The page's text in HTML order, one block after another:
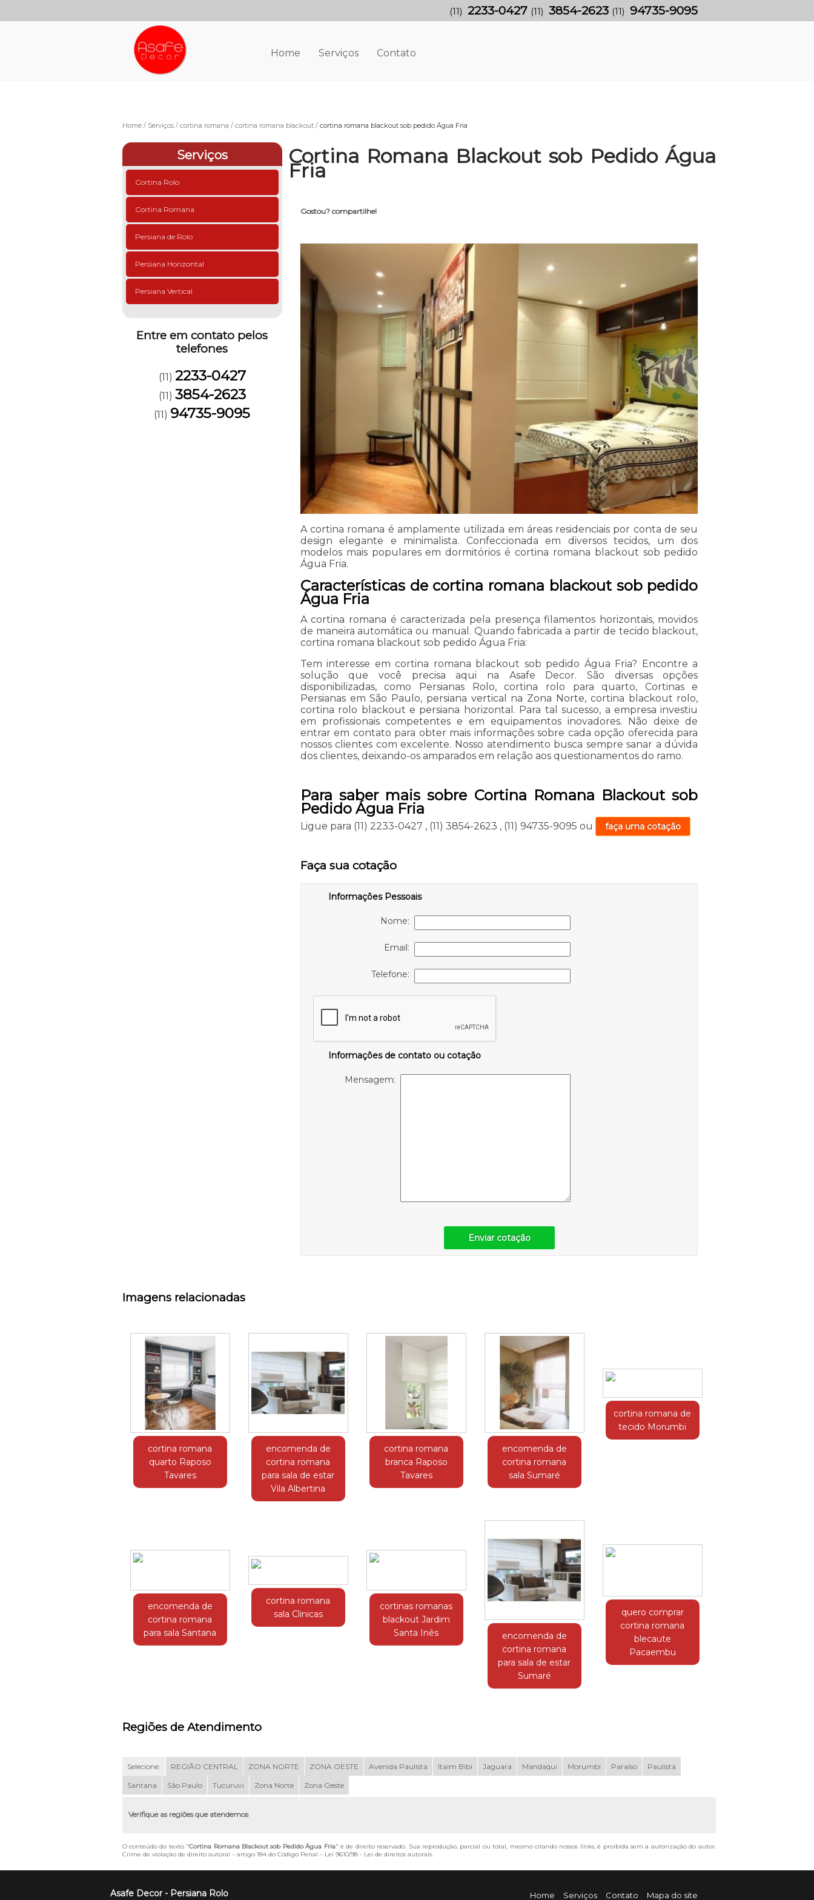
Home Serviços Contato
(11) 2233-0427 (11) 3854-2623 (11) 94735-9095
Home Serviços cortina romana cortina romana blackout cortina romana blackout sob pedido Água Fria
Serviços
Cortina Rolo
Cortina Romana
Persiana de Rolo
Persiana Horizontal
Persiana Vertical
Entre em contato pelos
telefones
(11) 2233-0427
(11) 3854-2623
(11) 94735-9095
Cortina Romana Blackout sob Pedido Água
Fria
Gostou? compartilhe!
A cortina romana é amplamente utilizada em áreas residenciais por conta de seu
design elegante e minimalista. Confeccionada em diversos tecidos, um dos
modelos mais populares em dormitórios é cortina romana blackout sob pedido
Água Fria.
Características de cortina romana blackout sob pedido
Água Fria
A cortina romana é caracterizada pela presença filamentos horizontais, movidos
de maneira automática ou manual. Quando fabricada a partir de tecido blackout,
cortina romana blackout sob pedido Água Fria:
Tem interesse em cortina romana blackout sob pedido Água Fria? Encontre a
solução que você precisa aqui na Asafe Decor. São diversas opções
disponibilizadas, como Persianas Rolo, cortina rolo para quarto, Cortinas e
Persianas em São Paulo, persiana vertical na Zona Norte, cortina blackout rolo,
cortina rolo blackout e persiana horizontal. Para tal sucesso, a empresa investiu
em profissionais competentes e em equipamentos inovadores. Não deixe de
entrar em contato para obter mais informações sobre cada opção oferecida para
nossos clientes com excelente. Nosso atendimento busca sempre sanar a dúvida
dos clientes, deixando-os amparados em relação aos questionamentos do ramo.
Para saber mais sobre Cortina Romana Blackout sob
Pedido Água Fria
Ligue para (11) 2233-0427 , (11) 3854-2623 , (11) 94735-9095 ou faça uma cotação
Faça sua cotação
Informações Pessoais
Nome:
Email:
Telefone:
Informações de contato ou cotação
Mensagem:
Enviar cotação
Imagens relacionadas
cortina romana
quarto Raposo
Tavares
encomenda de
cortina romana
para sala de estar
Vila Albertina
cortina romana
branca Raposo
Tavares
encomenda de
cortina romana
sala Sumaré
cortina romana de
tecido Morumbi
encomenda de
cortina romana
para sala Santana
cortina romana
sala Clinicas
cortinas romanas
blackout Jardim
Santa Inês
encomenda de
cortina romana
para sala de estar
Sumaré
quero comprar
cortina romana
blecaute
Pacaembu
Regiões de Atendimento
Selecione: REGIÃO CENTRAL ZONA NORTE ZONA OESTE Avenida Paulista Itaim Bibi Jaguara Mandaqui Morumbi Paraíso Paulista
Santana São Paulo Tucuruvi Zona Norte Zona Oeste
Verifique as regiões que atendemos
O conteúdo do texto "Cortina Romana Blackout sob Pedido Água Fria" é de direito reservado. Sua reprodução, parcial ou total, mesmo citando nossos links, é proibida sem a autorização do autor.
Crime de violação de direito autoral – artigo 184 do Código Penal – Lei 9610/98 - Lei de direitos autorais.
Asafe Decor - Persiana Rolo Home Serviços Contato Mapa do site